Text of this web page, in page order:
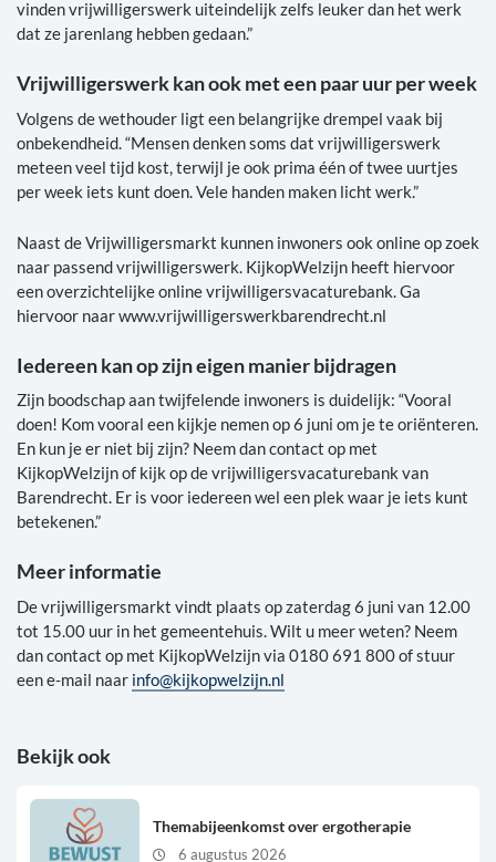
vinden vrijwilligerswerk uiteindelijk zelfs leuker dan het werk
dat ze jarenlang hebben gedaan.”
Vrijwilligerswerk kan ook met een paar uur per week
Volgens de wethouder ligt een belangrijke drempel vaak bij
onbekendheid. “Mensen denken soms dat vrijwilligerswerk
meteen veel tijd kost, terwijl je ook prima één of twee uurtjes
per week iets kunt doen. Vele handen maken licht werk.”
Naast de Vrijwilligersmarkt kunnen inwoners ook online op zoek
naar passend vrijwilligerswerk. KijkopWelzijn heeft hiervoor
een overzichtelijke online vrijwilligersvacaturebank. Ga
hiervoor naar www.vrijwilligerswerkbarendrecht.nl
Iedereen kan op zijn eigen manier bijdragen
Zijn boodschap aan twijfelende inwoners is duidelijk: “Vooral
doen! Kom vooral een kijkje nemen op 6 juni om je te oriënteren.
En kun je er niet bij zijn? Neem dan contact op met
KijkopWelzijn of kijk op de vrijwilligersvacaturebank van
Barendrecht. Er is voor iedereen wel een plek waar je iets kunt
betekenen.”
Meer informatie
De vrijwilligersmarkt vindt plaats op zaterdag 6 juni van 12.00
tot 15.00 uur in het gemeentehuis. Wilt u meer weten? Neem
dan contact op met KijkopWelzijn via 0180 691 800 of stuur
een e-mail naar info@kijkopwelzijn.nl
Bekijk ook
Themabijeenkomst over ergotherapie
6 augustus 2026